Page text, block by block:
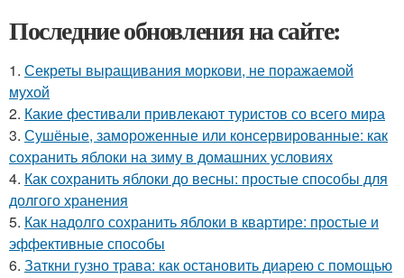
Последние обновления на сайте:
1. Секреты выращивания моркови, не поражаемой
мухой
2. Какие фестивали привлекают туристов со всего мира
3. Сушёные, замороженные или консервированные: как
сохранить яблоки на зиму в домашних условиях
4. Как сохранить яблоки до весны: простые способы для
долгого хранения
5. Как надолго сохранить яблоки в квартире: простые и
эффективные способы
6. Заткни гузно трава: как остановить диарею с помощью